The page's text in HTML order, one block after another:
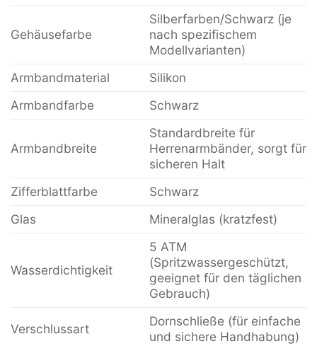
Gehäusefarbe
Silberfarben/Schwarz (je
nach spezifischem
Modellvarianten)
Armbandmaterial
Silikon
Armbandfarbe
Schwarz
Armbandbreite
Standardbreite für
Herrenarmbänder, sorgt für
sicheren Halt
Zifferblattfarbe
Schwarz
Glas
Mineralglas (kratzfest)
Wasserdichtigkeit
5 ATM
(Spritzwassergeschützt,
geeignet für den täglichen
Gebrauch)
Verschlussart
Dornschließe (für einfache
und sichere Handhabung)